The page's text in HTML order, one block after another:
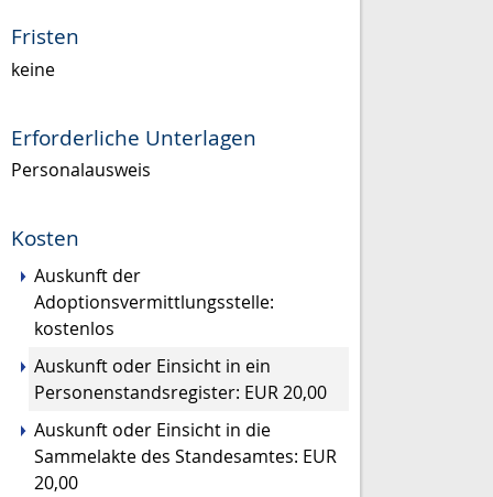
Fristen
keine
Erforderliche Unterlagen
Personalausweis
Kosten
Auskunft der
Adoptionsvermittlungsstelle:
kostenlos
Auskunft oder Einsicht in ein
Personenstandsregister: EUR 20,00
Auskunft oder Einsicht in die
Sammelakte des Standesamtes: EUR
20,00